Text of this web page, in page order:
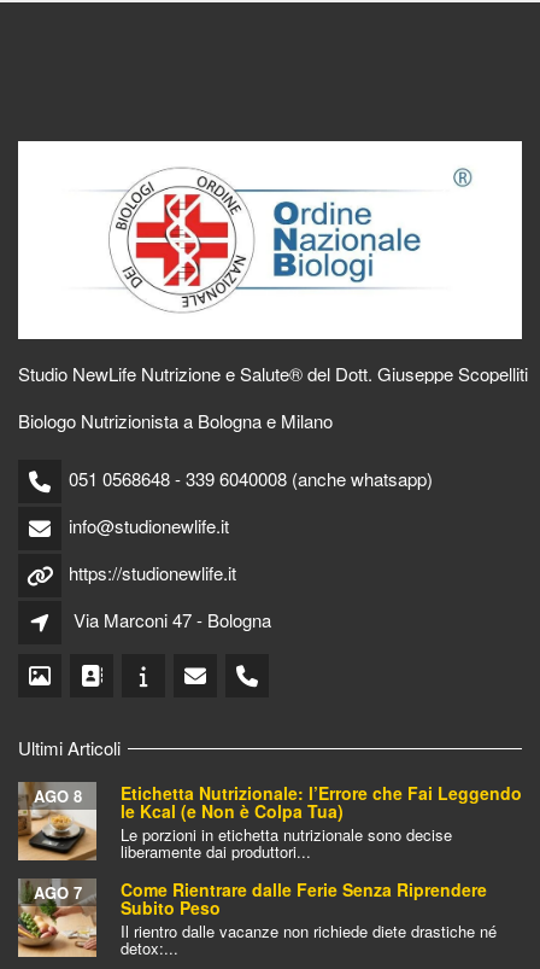
Studio NewLife Nutrizione e Salute® del Dott. Giuseppe Scopelliti
Biologo Nutrizionista a Bologna e Milano
051 0568648 - 339 6040008 (anche whatsapp)
info@studionewlife.it
https://studionewlife.it
Via Marconi 47 - Bologna
Ultimi Articoli
Etichetta Nutrizionale: l’Errore che Fai Leggendo
le Kcal (e Non è Colpa Tua)
AGO 8
Le porzioni in etichetta nutrizionale sono decise
liberamente dai produttori...
Come Rientrare dalle Ferie Senza Riprendere
Subito Peso
AGO 7
Il rientro dalle vacanze non richiede diete drastiche né
detox:...